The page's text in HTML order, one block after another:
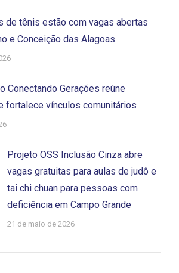
de tênis estão com vagas abertas
e Conceição das Alagoas
Conectando Gerações reúne
fortalece vínculos comunitários
Projeto OSS Inclusão Cinza abre
vagas gratuitas para aulas de judô e
tai chi chuan para pessoas com
deficiência em Campo Grande
21 de maio de 2026